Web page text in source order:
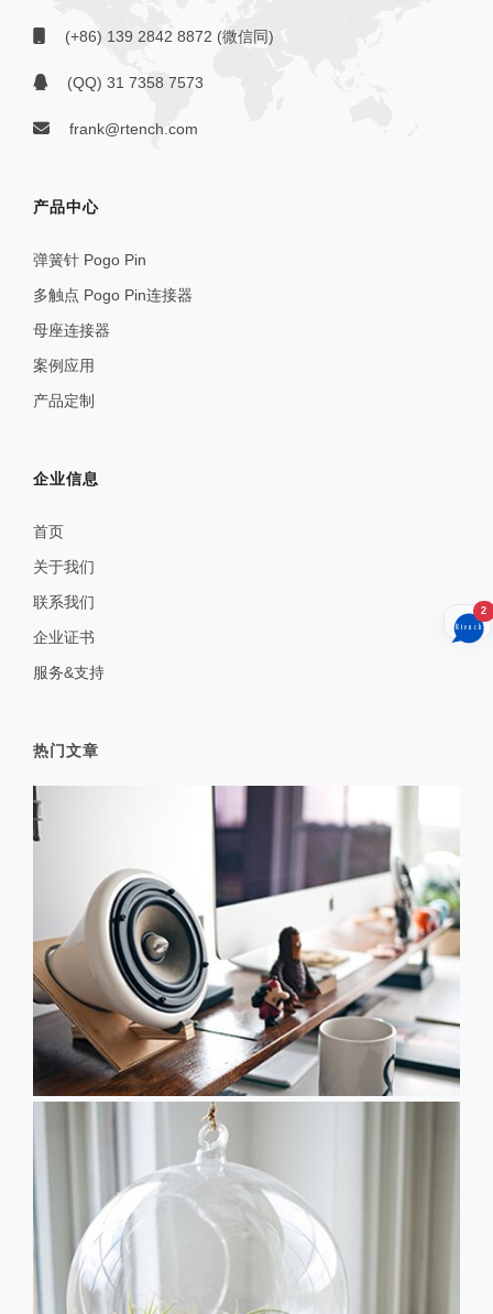
(+86) 139 2842 8872 (微信同)
(QQ) 31 7358 7573
frank@rtench.com
产品中心
弹簧针 Pogo Pin
多触点 Pogo Pin连接器
母座连接器
案例应用
产品定制
企业信息
首页
关于我们
联系我们
企业证书
服务&支持
热门文章
2